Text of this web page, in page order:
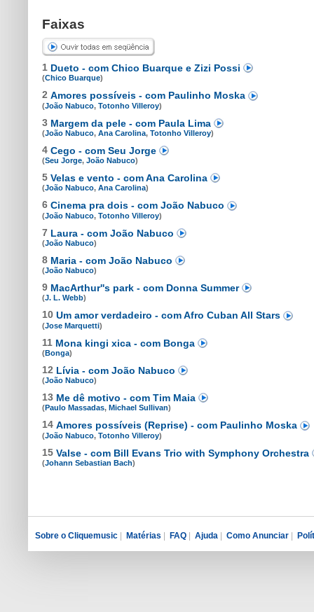
Faixas
1 Dueto - com Chico Buarque e Zizi Possi
(Chico Buarque)
2 Amores possíveis - com Paulinho Moska
(João Nabuco, Totonho Villeroy)
3 Margem da pele - com Paula Lima
(João Nabuco, Ana Carolina, Totonho Villeroy)
4 Cego - com Seu Jorge
(Seu Jorge, João Nabuco)
5 Velas e vento - com Ana Carolina
(João Nabuco, Ana Carolina)
6 Cinema pra dois - com João Nabuco
(João Nabuco, Totonho Villeroy)
7 Laura - com João Nabuco
(João Nabuco)
8 Maria - com João Nabuco
(João Nabuco)
9 MacArthur''s park - com Donna Summer
(J. L. Webb)
10 Um amor verdadeiro - com Afro Cuban All Stars
(Jose Marquetti)
11 Mona kingi xica - com Bonga
(Bonga)
12 Lívia - com João Nabuco
(João Nabuco)
13 Me dê motivo - com Tim Maia
(Paulo Massadas, Michael Sullivan)
14 Amores possíveis (Reprise) - com Paulinho Moska
(João Nabuco, Totonho Villeroy)
15 Valse - com Bill Evans Trio with Symphony Orchestra
(Johann Sebastian Bach)
Sobre o Cliquemusic Matérias FAQ Ajuda Como Anunciar